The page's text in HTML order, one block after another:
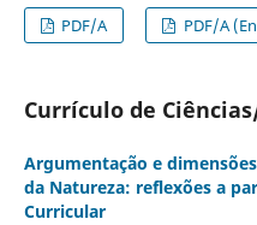
PDF/A
PDF/A
Currículo de
Argumentação e
da Natureza: reflexões a
Curricular